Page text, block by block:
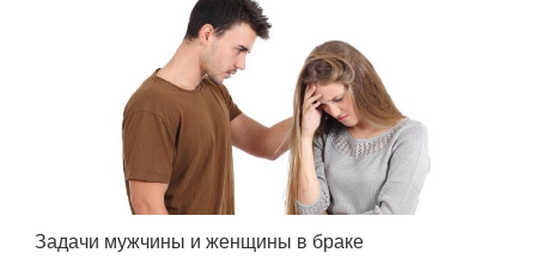
Задачи мужчины и женщины в браке